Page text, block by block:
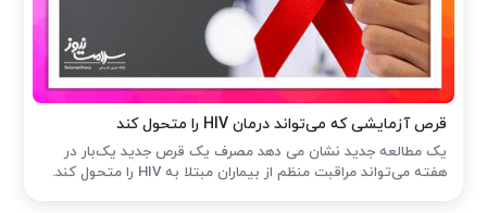
قرص آزمایشی که می‌تواند درمان HIV را متحول کند
یک مطالعه جدید نشان می دهد مصرف یک قرص جدید یک‌بار در
هفته می‌تواند مراقبت منظم از بیماران مبتلا به HIV را متحول کند.